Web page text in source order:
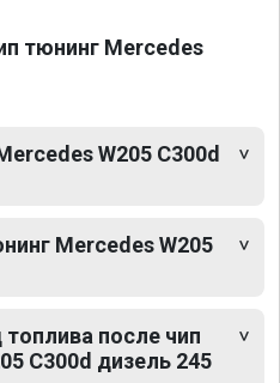
тюнинг Mercedes
W205 C300d
Mercedes W205
после чип
C300d дизель 245